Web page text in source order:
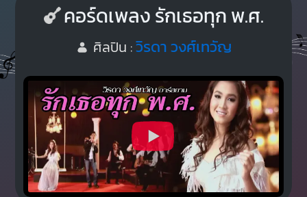
คอร์ดเพลง รักเธอทุก พ.ศ.
ศิลปิน :วิรดา วงศ์เทวัญ